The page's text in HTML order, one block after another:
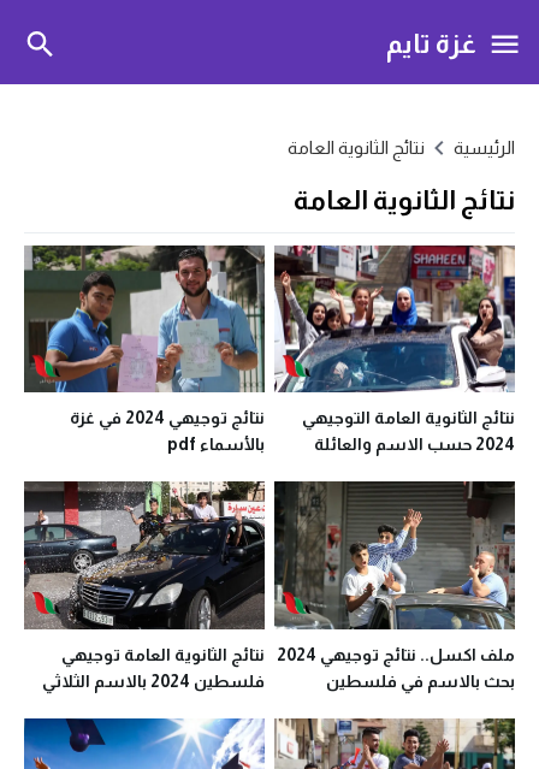
غزة تايم
الرئيسية نتائج الثانوية العامة
نتائج الثانوية العامة
نتائج الثانوية العامة التوجيهي
2024 حسب الاسم والعائلة
نتائج توجيهي 2024 في غزة
بالأسماء pdf
ملف اكسل.. نتائج توجيهي 2024
بحث بالاسم في فلسطين
نتائج الثانوية العامة توجيهي
فلسطين 2024 بالاسم الثلاثي